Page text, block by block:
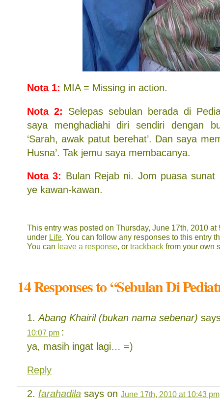
Nota 1: MIA = Missing in action.
Nota 2: Selepas sebulan berada di
saya menghadiahi diri sendiri dengan
‘Sarah, awak patut berehat’. Dan saya
Husna’. Tak jemu saya membacanya.
Nota 3: Bulan Rejab ni. Jom puasa sunat
ye kawan-kawan.
This entry was posted on Thursday, June 17th, 2010 at
under Life . You can follow any responses to this entry
You can leave a response , or trackback from your own
14 Responses to “Sebulan Di
Abang Khairil (bukan nama sebenar)
10:07 pm :
ya, masih ingat lagi… =)
Reply
farahadila says on June 17th, 2010 at 10:43 pm